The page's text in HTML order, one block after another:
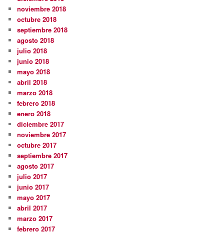
noviembre 2018
octubre 2018
septiembre 2018
agosto 2018
julio 2018
junio 2018
mayo 2018
abril 2018
marzo 2018
febrero 2018
enero 2018
diciembre 2017
noviembre 2017
octubre 2017
septiembre 2017
agosto 2017
julio 2017
junio 2017
mayo 2017
abril 2017
marzo 2017
febrero 2017